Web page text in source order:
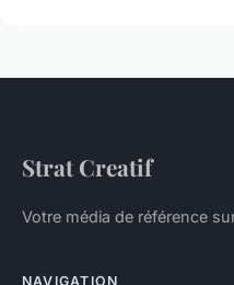
Strat Creatif
Votre média de référence
NAVIGATION